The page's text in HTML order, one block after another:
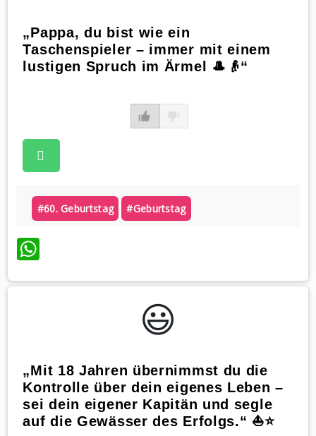
„Pappa, du bist wie ein
Taschenspieler – immer mit einem
lustigen Spruch im Ärmel 🎩👴“
#60. Geburtstag #geburtstag
WhatsApp
😃️
„Mit 18 Jahren übernimmst du die
Kontrolle über dein eigenes Leben –
sei dein eigener Kapitän und segle
auf die Gewässer des Erfolgs.“ ⛵⭐